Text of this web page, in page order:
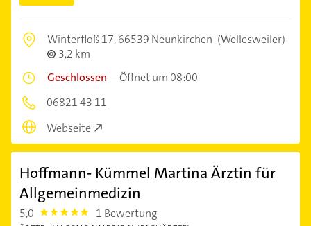
Winterfloß 17,66539 Neunkirchen (Wellesweiler)
3,2 km
Geschlossen –Öffnet um 08:00
06821 43 11
Webseite
Hoffmann- Kümmel Martina Ärztin für
Allgemeinmedizin
5,0 5.0 1 Bewertung